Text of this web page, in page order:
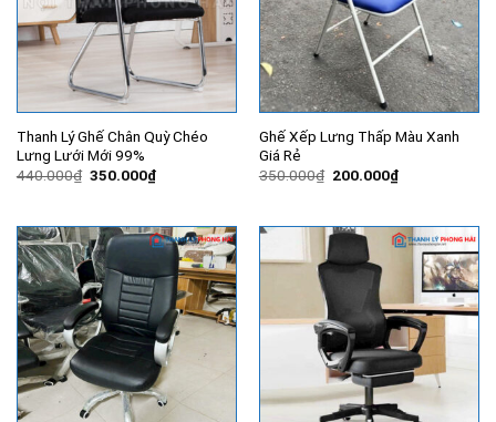
Thanh Lý Ghế Chân Quỳ Chéo
Lưng Lưới Mới 99%
440.000₫ Giá
350.000₫Giá
hiện
350.000₫.
Ghế Xếp Lưng Thấp Màu Xanh
Giá Rẻ
350.000₫ Giá
200.000₫Giá
hiện
200.000₫.